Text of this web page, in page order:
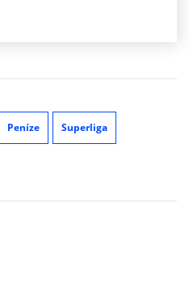
Peníze Superliga